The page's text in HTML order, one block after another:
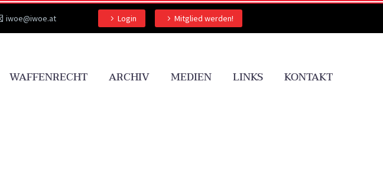
iwoe@iwoe.at Login Mitglied werden!
WAFFENRECHT ARCHIV MEDIEN LINKS KONTAKT